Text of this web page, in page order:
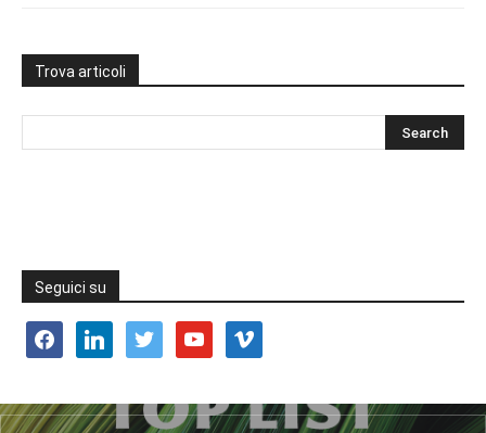
Trova articoli
Seguici su
facebooklinkedin twitter youtube vimeo